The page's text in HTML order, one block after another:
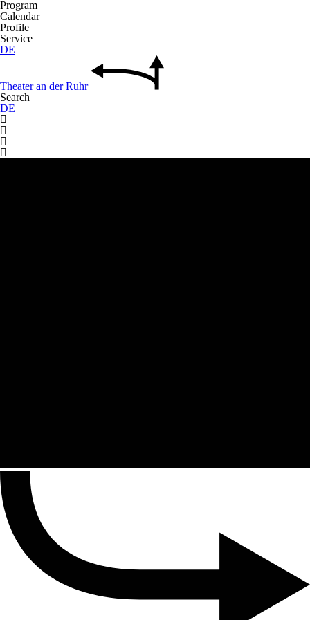
Program
Calendar
Profile
Service
DE
Theateran derRuhr
Search
DE



